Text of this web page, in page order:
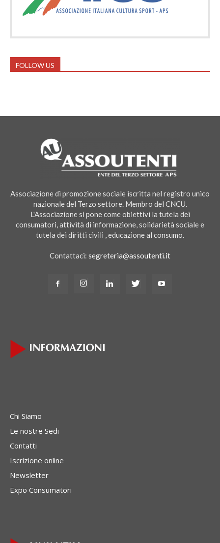
FOLLOW US
Associazione di promozione sociale iscritta nel registro unico
nazionale del Terzo settore. Membro del CNCU.
L'Associazione si pone come obiettivi la tutela dei
consumatori, attività di informazione, solidarietà sociale e
tutela dei diritti civili , educazione al consumo.
Contattaci: segreteria@assoutenti.it
Chi Siamo
Le nostre Sedi
Contatti
Iscrizione online
Newsletter
Expo Consumatori